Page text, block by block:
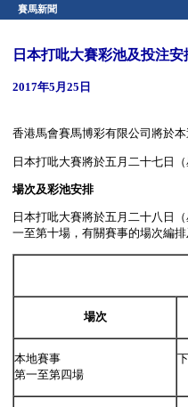
賽馬新聞
日本打吡大賽彩池及投注安
2017年5月25日
香港馬會賽馬博彩有限公司將於
日本打吡大賽將於五月二十七日
場次及彩池安排
日本打吡大賽將於五月二十八日
一至第十場，有關賽事的場次編排
場次
本地賽事
第一至第四場